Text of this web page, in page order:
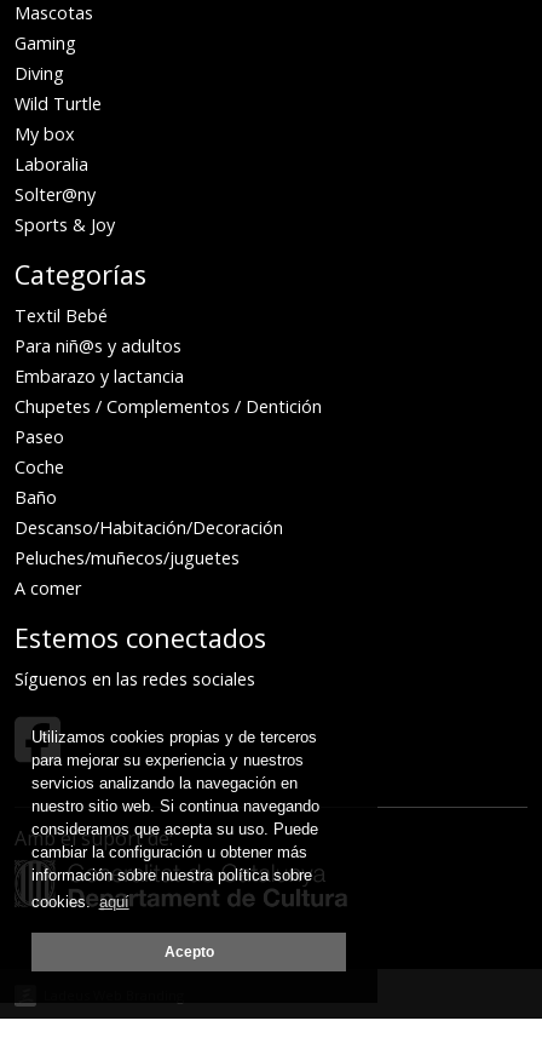
Utilizamos cookies propias y de terceros
para mejorar su experiencia y nuestros
servicios analizando la navegación en
nuestro sitio web. Si continua navegando
consideramos que acepta su uso. Puede
cambiar la configuración u obtener más
información sobre nuestra política sobre
cookies. aquí
Acepto
Mascotas
Gaming
Diving
Wild Turtle
My box
Laboralia
Solter@ny
Sports & Joy
Categorías
Textil Bebé
Para niñ@s y adultos
Embarazo y lactancia
Chupetes / Complementos / Dentición
Paseo
Coche
Baño
Descanso/Habitación/Decoración
Peluches/muñecos/juguetes
A comer
Estemos conectados
Síguenos en las redes sociales
Amb el suport de: